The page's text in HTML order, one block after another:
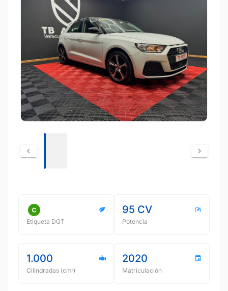
Etiqueta DGT
95 CV
Potencia
1.000
Cilindradas (cmᵌ)
2020
Matriculación